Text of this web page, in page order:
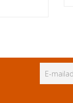
VOORBEHOUDEN